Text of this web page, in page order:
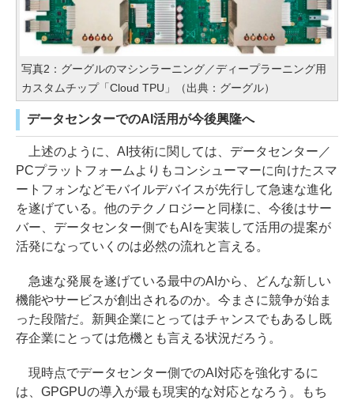
写真2：グーグルのマシンラーニング／ディープラーニング用
カスタムチップ「Cloud TPU」（出典：グーグル）
データセンターでのAI活用が今後興隆へ
上述のように、AI技術に関しては、データセンター／
PCプラットフォームよりもコンシューマーに向けたスマ
ートフォンなどモバイルデバイスが先行して急速な進化
を遂げている。他のテクノロジーと同様に、今後はサー
バー、データセンター側でもAIを実装して活用の提案が
活発になっていくのは必然の流れと言える。
急速な発展を遂げている最中のAIから、どんな新しい
機能やサービスが創出されるのか。今まさに競争が始ま
った段階だ。新興企業にとってはチャンスでもあるし既
存企業にとっては危機とも言える状況だろう。
現時点でデータセンター側でのAI対応を強化するに
は、GPGPUの導入が最も現実的な対応となろう。もち